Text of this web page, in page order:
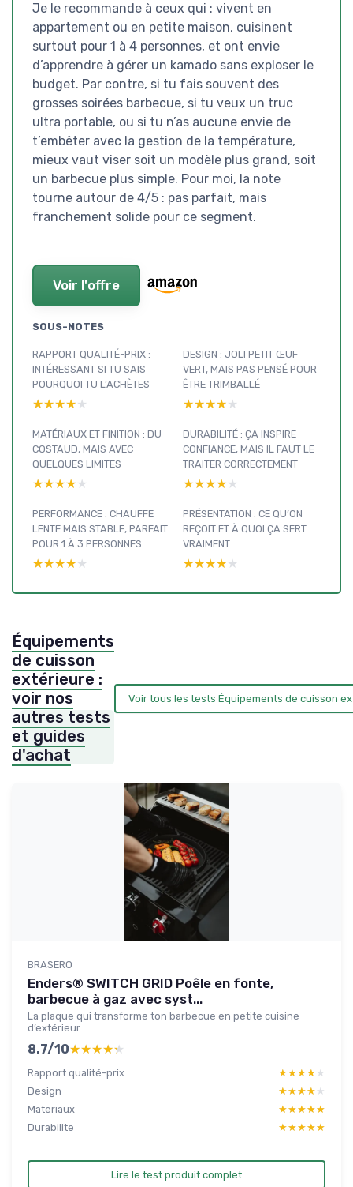
Je le recommande à ceux qui : vivent en
appartement ou en petite maison, cuisinent
surtout pour 1 à 4 personnes, et ont envie
d’apprendre à gérer un kamado sans exploser le
budget. Par contre, si tu fais souvent des
grosses soirées barbecue, si tu veux un truc
ultra portable, ou si tu n’as aucune envie de
t’embêter avec la gestion de la température,
mieux vaut viser soit un modèle plus grand, soit
un barbecue plus simple. Pour moi, la note
tourne autour de 4/5 : pas parfait, mais
franchement solide pour ce segment.
Voir l'offre
SOUS-NOTES
RAPPORT QUALITÉ-PRIX :
INTÉRESSANT SI TU SAIS
POURQUOI TU L’ACHÈTES
★★★★★
★★★★★
DESIGN : JOLI PETIT ŒUF
VERT, MAIS PAS PENSÉ POUR
ÊTRE TRIMBALLÉ
★★★★★
★★★★★
MATÉRIAUX ET FINITION : DU
COSTAUD, MAIS AVEC
QUELQUES LIMITES
★★★★★
★★★★★
DURABILITÉ : ÇA INSPIRE
CONFIANCE, MAIS IL FAUT LE
TRAITER CORRECTEMENT
★★★★★
★★★★★
PERFORMANCE : CHAUFFE
LENTE MAIS STABLE, PARFAIT
POUR 1 À 3 PERSONNES
★★★★★
★★★★★
PRÉSENTATION : CE QU’ON
REÇOIT ET À QUOI ÇA SERT
VRAIMENT
★★★★★
★★★★★
Équipements
de cuisson
extérieure :
voir nos
autres tests
et guides
d'achat
Voir tous les tests Équipements de cuisson
BRASERO
Enders® SWITCH GRID Poêle en fonte,
barbecue à gaz avec syst...
La plaque qui transforme ton barbecue en petite cuisine
d’extérieur
8.7/10★★★★★
★★★★★
Rapport qualité-prix ★★★★★
★★★★★
Design
★★★★★
★★★★★
Materiaux
★★★★★
★★★★★
Durabilite
★★★★★
★★★★★
Lire le test produit complet